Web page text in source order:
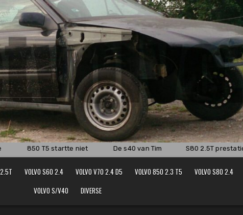
850 T5 startte niet De s40 van Tim S80 2.5T prestaties
VOLVO S60 2.4 VOLVO V70 2.4 D5 VOLVO 850 2.3 T5 VOLVO S80 2.4
VOLVO S/V40
DIVERSE